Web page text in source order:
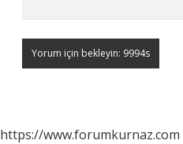
https://www.forumkurnaz.com